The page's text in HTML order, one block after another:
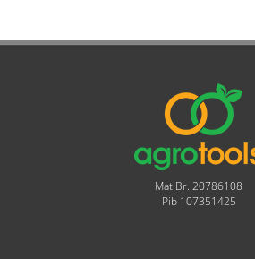
Mat.Br. 20786108
Pib 107351425